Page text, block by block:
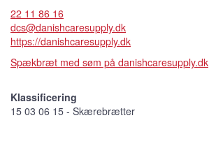
22 11 86 16
dcs@danishcaresupply.dk
https://danishcaresupply.dk
Spækbræt med søm på danishcaresupply.dk
Klassificering
15 03 06 15 - Skærebrætter